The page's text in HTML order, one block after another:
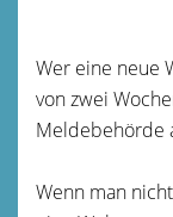
Wer eine neue
von zwei
Meldebehörde
Wenn man